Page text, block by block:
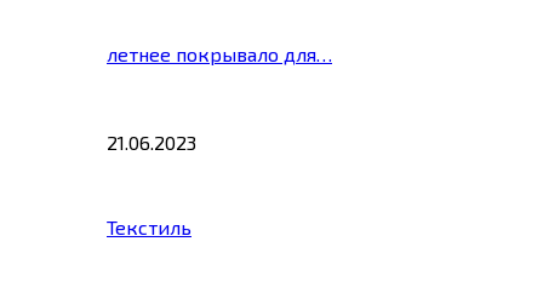
летнее покрывало для…
21.06.2023
Текстиль